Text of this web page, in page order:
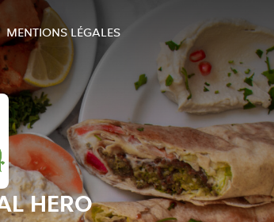
MENTIONS LÉGALES
HERO